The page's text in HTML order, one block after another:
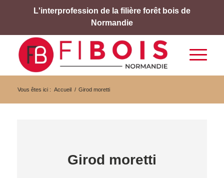
L'interprofession de la filière forêt bois de
Normandie
Vous êtes ici : Accueil / Girod moretti
Girod moretti